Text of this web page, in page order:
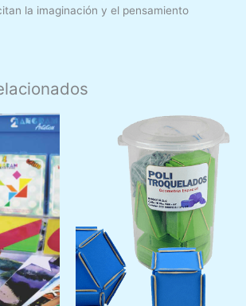
la imaginación y el pensamiento